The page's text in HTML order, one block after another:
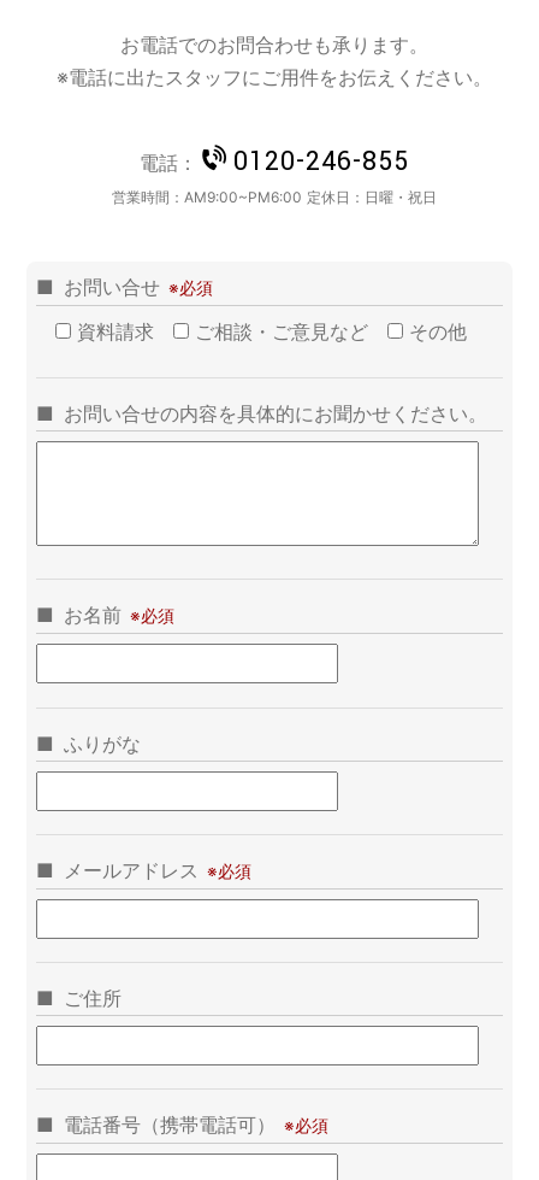
お電話でのお問合わせも承ります。
※電話に出たスタッフにご用件をお伝えください。
電話： 0120-246-855
営業時間：AM9:00~PM6:00 定休日： 日曜・祝日
お問い合せ
資料請求
ご相談・ご意見など その他
お問い合せの内容を具体的にお聞かせください。
お名前
ふりがな
メールアドレス
ご住所
電話番号（携帯電話可）